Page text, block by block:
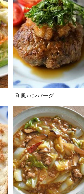
和風ハンバーグ